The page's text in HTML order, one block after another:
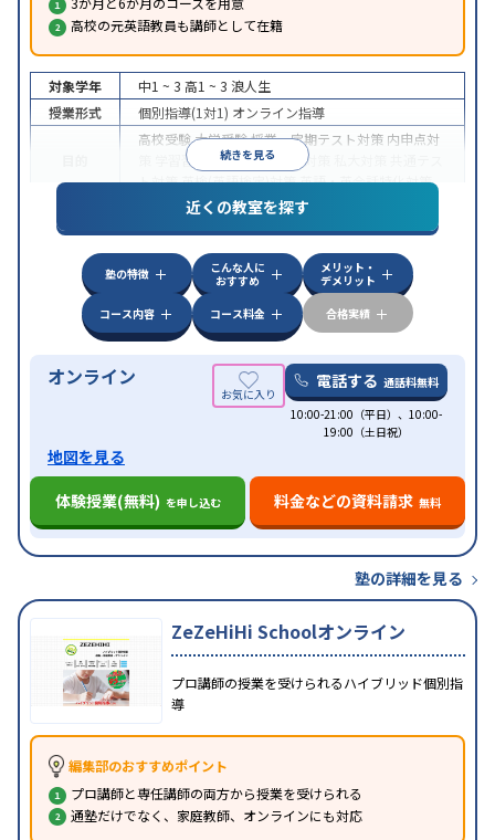
高校の元英語教員も講師として在籍
続きを見る
対象学年 中1 ~ 3 高1 ~ 3 浪人生
授業形式
個別指導(1対1) オンライン指導
高校受験大学受験授業・定期テスト対策 内申点対
学習習慣の定着国公立大対策
ト対策英検(英語検定)対策英語・英会話特化対策
特徴
中高一貫校生に対応授業の振替可能
学習にPC・タブレットを利用オンライン対応1
科目から受講可能
近くの教室を探す
塾の特徴
こんな人に
おすすめ
メリット・
デメリット
コース内容
コース料金 合格実績
オンライン 電話する 通話料無料
10:00-21:00（平日）、10:00-
19:00（土日祝）
地図を見る
体験授業(無料) を申し込む 料金などの資料請求 無料
塾の詳細を見る
ZeZeHiHi Schoolオンライン
プロ講師の授業を受けられるハイブリッド個別指
導
編集部のおすすめポイント
プロ講師と専任講師の両方から授業を受けられる
通塾だけでなく、家庭教師、オンラインにも対応